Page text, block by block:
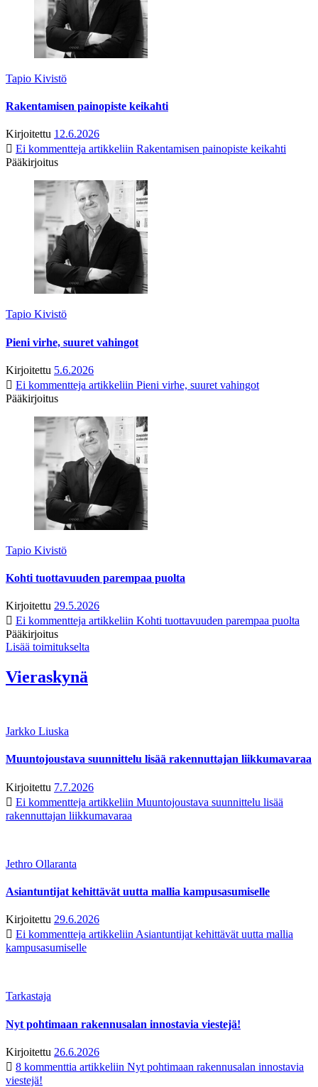
Tapio Kivistö
Rakentamisen painopiste keikahti
Kirjoitettu 12.6.2026
Ei kommentteja artikkeliin Rakentamisen painopiste keikahti
Pääkirjoitus
Tapio Kivistö
Pieni virhe, suuret vahingot
Kirjoitettu 5.6.2026
Ei kommentteja artikkeliin Pieni virhe, suuret vahingot
Pääkirjoitus
Tapio Kivistö
Kohti tuottavuuden parempaa puolta
Kirjoitettu 29.5.2026
Ei kommentteja artikkeliin Kohti tuottavuuden parempaa puolta
Pääkirjoitus
Lisää toimitukselta
Vieraskynä
Jarkko Liuska
Muuntojoustava suunnittelu lisää rakennuttajan liikkumavaraa
Kirjoitettu 7.7.2026
Ei kommentteja artikkeliin Muuntojoustava suunnittelu lisää
rakennuttajan liikkumavaraa
Jethro Ollaranta
Asiantuntijat kehittävät uutta mallia kampusasumiselle
Kirjoitettu 29.6.2026
Ei kommentteja artikkeliin Asiantuntijat kehittävät uutta mallia
kampusasumiselle
Tarkastaja
Nyt pohtimaan rakennusalan innostavia viestejä!
Kirjoitettu 26.6.2026
8 kommenttia artikkeliin Nyt pohtimaan rakennusalan innostavia
viestejä!